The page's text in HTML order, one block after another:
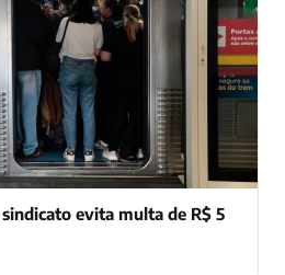
evita multa de R$ 5